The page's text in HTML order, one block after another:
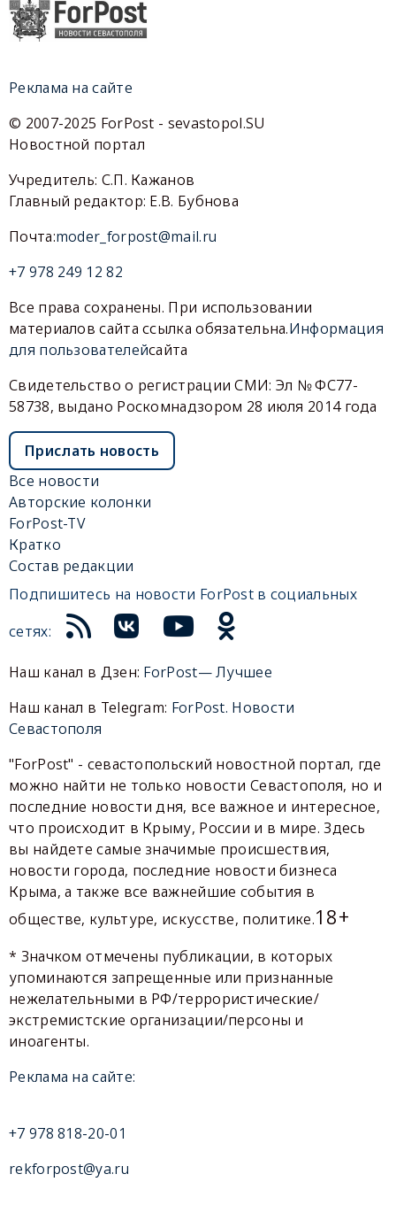
Реклама на сайте
© 2007-2025 ForPost - sevastopol.SU
Новостной портал
Учредитель: С.П. Кажанов
Главный редактор: Е.В. Бубнова
Почта:moder_forpost@mail.ru
+7 978 249 12 82
Все права сохранены. При использовании
материалов сайта ссылка обязательна.Информация
для пользователейсайта
Свидетельство о регистрации СМИ: Эл № ФС77-
58738, выдано Роскомнадзором 28 июля 2014 года
Прислать новость
Все новости
Авторские колонки
ForPost-TV
Кратко
Состав редакции
Подпишитесь на новости ForPost в социальных
сетях:
Наш канал в Дзен: ForPost— Лучшее
Наш канал в Telegram: ForPost. Новости
Севастополя
"ForPost" - севастопольский новостной портал, где
можно найти не только новости Севастополя, но и
последние новости дня, все важное и интересное,
что происходит в Крыму, России и в мире. Здесь
вы найдете самые значимые происшествия,
новости города, последние новости бизнеса
Крыма, а также все важнейшие события в
обществе, культуре, искусстве, политике.18+
* Значком отмечены публикации, в которых
упоминаются запрещенные или признанные
нежелательными в РФ/террористические/
экстремистские организации/персоны и
иноагенты.
Реклама на сайте:
+7 978 818-20-01
rekforpost@ya.ru